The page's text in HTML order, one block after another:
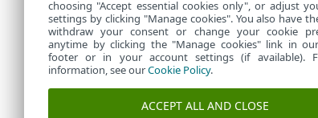
choosing "Accept essential cookies only", or adjust
settings by clicking "Manage cookies". You also have
withdraw your consent or change your cookie
anytime by clicking the "Manage cookies" link in
footer or in your account settings (if available).
information, see ourCookie Policy.
ACCEPT ALL AND CLOSE